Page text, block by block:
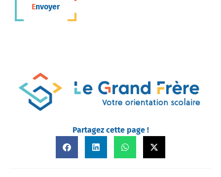
Envoyer
Partagez cette page !